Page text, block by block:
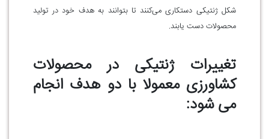
شکل ژنتیکی دستکاری می‌کنند تا بتوانند به هدف خود در تولید
محصولات دست یابند.
تغییرات ژنتیکی در محصولات
کشاورزی معمولا با دو هدف انجام
می شود: